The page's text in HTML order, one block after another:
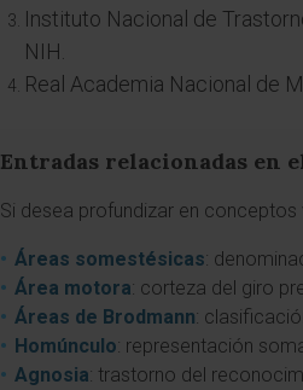
Instituto Nacional de
NIH.
Real Academia Nacional de
Entradas relacionadas en
Si desea profundizar en
Áreas somestésicas:
Área motora: corteza del giro
Áreas de Brodmann:
Homúnculo: representación
Agnosia: trastorno del